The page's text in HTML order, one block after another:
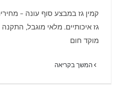
קמין גז במבצע 2026 | מוקד חום
קמין גז במבצע סוף עונה –
גז איכותיים. מלאי מוגבל, התקנה
מוקד חום
המשך בקריאה